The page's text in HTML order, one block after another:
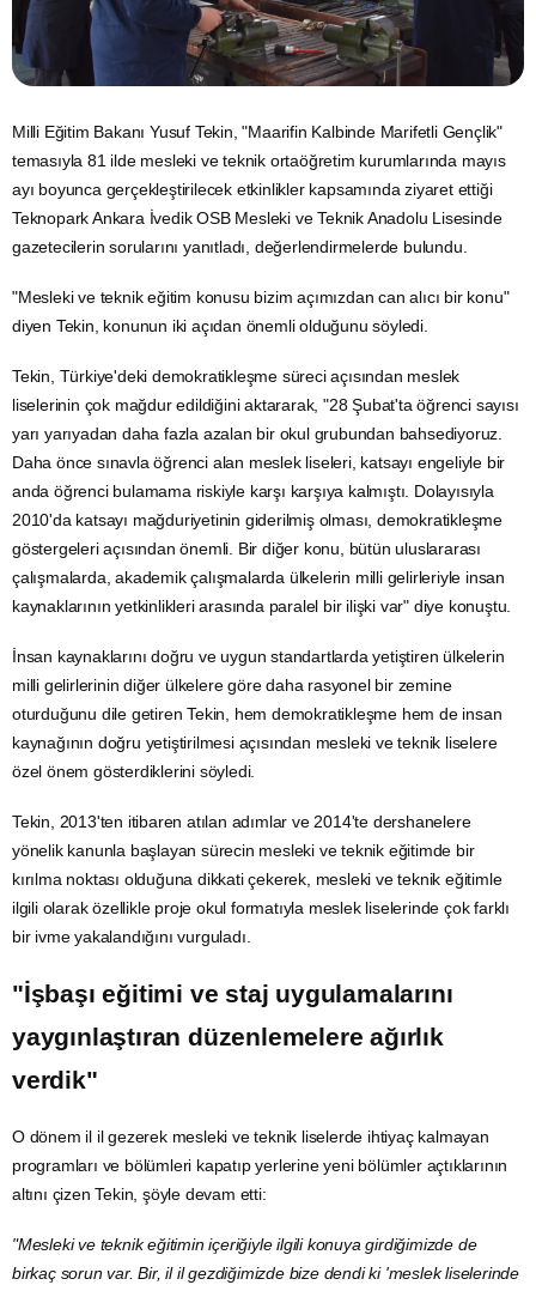
Milli Eğitim Bakanı Yusuf Tekin, "Maarifin Kalbinde Marifetli Gençlik"
temasıyla 81 ilde mesleki ve teknik ortaöğretim kurumlarında mayıs
ayı boyunca gerçekleştirilecek etkinlikler kapsamında ziyaret ettiği
TeknoparkAnkara İvedikOSBMesleki ve TeknikAnadolu Lisesinde
gazetecilerin sorularını yanıtladı, değerlendirmelerde bulundu.
"Mesleki ve teknik eğitim konusu bizim açımızdan can alıcı bir konu"
diyen Tekin, konunun iki açıdan önemli olduğunu söyledi.
Tekin, Türkiye'deki demokratikleşme süreci açısından meslek
liselerinin çok mağdur edildiğini aktararak, "28 Şubat'ta öğrenci sayısı
yarı yarıyadan daha fazla azalan bir okul grubundan bahsediyoruz.
Daha önce sınavla öğrenci alan meslek liseleri, katsayı engeliyle bir
anda öğrenci bulamama riskiyle karşı karşıya kalmıştı. Dolayısıyla
2010'da katsayı mağduriyetinin giderilmiş olması, demokratikleşme
göstergeleri açısından önemli. Bir diğer konu, bütün uluslararası
çalışmalarda, akademik çalışmalarda ülkelerin milli gelirleriyle insan
kaynaklarının yetkinlikleri arasında paralel bir ilişki var" diye konuştu.
İnsan kaynaklarını doğru ve uygun standartlarda yetiştiren ülkelerin
milli gelirlerinin diğer ülkelere göre daha rasyonel bir zemine
oturduğunu dile getiren Tekin, hem demokratikleşme hem de insan
kaynağının doğru yetiştirilmesi açısından mesleki ve teknik liselere
özel önem gösterdiklerini söyledi.
Tekin, 2013'ten itibaren atılan adımlar ve 2014'te dershanelere
yönelik kanunla başlayan sürecin mesleki ve teknik eğitimde bir
kırılma noktası olduğuna dikkati çekerek, mesleki ve teknik eğitimle
ilgili olarak özellikle proje okul formatıyla meslek liselerinde çok farklı
bir ivme yakalandığını vurguladı.
"İşbaşı eğitimi ve staj uygulamalarını
yaygınlaştıran düzenlemelere ağırlık
verdik"
O dönem il il gezerek mesleki ve teknik liselerde ihtiyaç kalmayan
programları ve bölümleri kapatıp yerlerine yeni bölümler açtıklarının
altını çizen Tekin, şöyle devam etti:
"Mesleki ve teknik eğitimin içeriğiyle ilgili konuya girdiğimizde de
birkaç sorun var. Bir, il il gezdiğimizde bize dendi ki 'meslek liselerinde